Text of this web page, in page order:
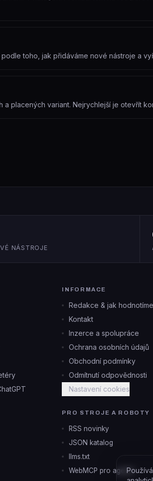
toho, jak přidáváme nové nástroje a
placených variant. Nejrychlejší je otevřít
NÁSTROJE
INFORMACE
Redakce & jak hodnotíme
Kontakt
Inzerce a spolupráce
Ochrana osobních údajů
Obchodní podmínky
Odmítnutí odpovědnosti
Nastavení cookies
PRO STROJE A ROBOTY
RSS novinky
JSON katalog
llms.txt
WebMCP pro agenty